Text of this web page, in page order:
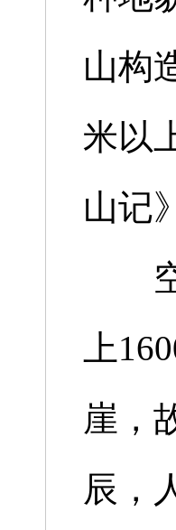
山构
米以
山记
空
上
崖，
辰，